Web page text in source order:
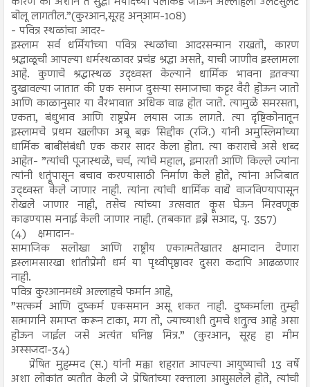
बोलू लागतील.”(कुरआन,सूरह अन्आम-108)
- पवित्र स्थळांचा आदर-
इस्लाम सर्व धर्मियांच्या पवित्र स्थळांचा आदरसन्मान राखतो, कारण
श्रद्धाळूची आपल्या धर्मस्थळावर प्रचंड श्रद्धा असते, याची जाणीव इस्लामला
आहे. कुणाचे श्रद्धास्थळ उद्ध्वस्त केल्याने धार्मिक भावना इतक्या
दुखावल्या जातात की एक समाज दुसऱ्या समाजाचा कट्टर वैरी होऊन जातो
आणि काळानुसार या वैरभावात अधिक वाढ होत जाते. त्यामुळे समरसता,
एकता, बंधुभाव आणि राष्ट्रप्रेम लयास जाऊ लागते. त्या दृष्टिकोनातून
इस्लामचे प्रथम खलीफा अबू बक्र सिद्दीक (रजि.) यांनी अमुस्लिमांच्या
धार्मिक बाबींसंबंधी एक करार सादर केला होता. त्या कराराचे असे शब्द
आहेत- ”त्यांची पूजास्थळे, चर्च, त्यांचे महाल, इमारती आणि किल्ले ज्यांना
त्यांनी शत्रूंपासून बचाव करण्यासाठी निर्माण केले होते, त्यांना अजिबात
उद्ध्वस्त केले जाणार नाही. त्यांना त्यांची धार्मिक वाद्ये वाजविण्यापासून
रोखले जाणार नाही, तसेच त्यांच्या उत्सवात क्रूस घेऊन मिरवणूक
काढण्यास मनाई केली जाणार नाही. (तबकात इब्ने सआद, पृ. 357)
(4) क्षमादान-
सामाजिक सलोखा आणि राष्ट्रीय एकात्मतेखातर क्षमादान देणारा
इस्लामसारखा शांतीप्रेमी धर्म या पृथ्वीपृष्ठावर दुसरा कदापि आढळणार
नाही.
पवित्र कुरआनमध्ये अल्लाहचे फर्मान आहे,
”सत्कर्म आणि दुष्कर्म एकसमान असू शकत नाही. दुष्कर्माला तुम्ही
सत्मार्गाने समाप्त करून टाका, मग तो, ज्याच्याशी तुमचे शत्रुत्व आहे असा
होऊन जाईल जसे अत्यंत घनिष्ठ मित्र.” (कुरआन, सूरह हा मीम
अस्सजदा-34)
प्रेषित मुहम्मद (स.) यांनी मक्का शहरात आपल्या आयुष्याची 13 वर्षे
अशा लोकांत व्यतीत केली जे प्रेषितांच्या रक्ताला आसुसलेले होते, त्यांची